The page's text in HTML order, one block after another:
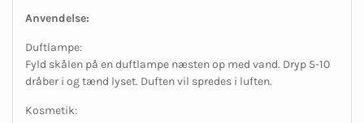
Anvendelse:
Duftlampe:
Fyld skålen på en duftlampe næsten op med vand. Dryp 5-10
dråber i og tænd lyset. Duften vil spredes i luften.
Kosmetik: